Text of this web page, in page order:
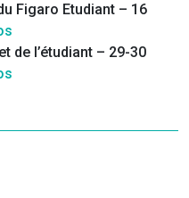
Figaro Etudiant – 16
de l’étudiant – 29-30